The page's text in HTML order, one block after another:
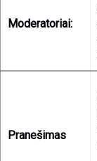
Moderatoriai:
Pranešimas